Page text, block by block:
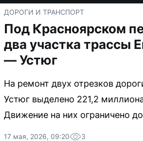
ДОРОГИ И ТРАНСПОРТ
Под Красноярском
два участка трассы
— Устюг
На ремонт двух отрезков
Устюг выделено 221,2
Движение на них ограничено
17 мая, 2026, 09:20 3